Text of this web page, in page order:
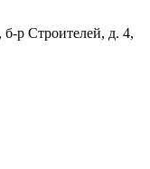
б-р Строителей, д. 4,